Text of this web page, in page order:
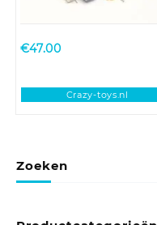
€47.00
Crazy-toys.nl
Zoeken